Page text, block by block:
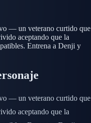
— un veterano curtido que
aceptando que la
Entrena a Denji y
— un veterano curtido que
aceptando que la